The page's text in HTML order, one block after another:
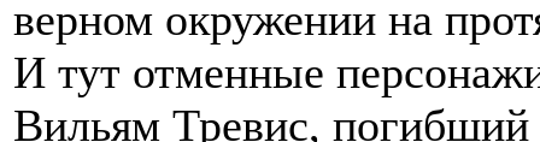
верном окружении на
И тут отменные
Вильям Тревис,